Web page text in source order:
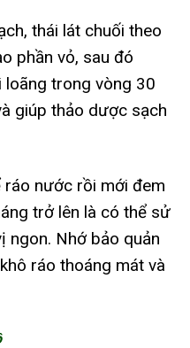
thái lát chuối theo
phần vỏ, sau đó
loãng trong vòng 30
giúp thảo dược sạch
ráo nước rồi mới đem
trở lên là có thể sử
ngon. Nhớ bảo quản
ráo thoáng mát và